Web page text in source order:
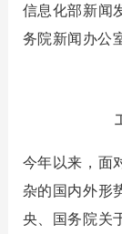
信息化部新闻
务院新闻办公
今年以来，面
杂的国内外形
央、国务院关